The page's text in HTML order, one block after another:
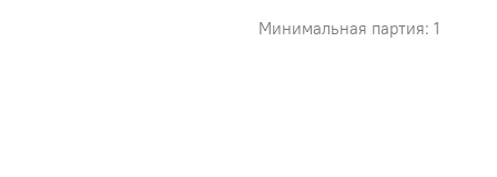
Минимальная партия: 1